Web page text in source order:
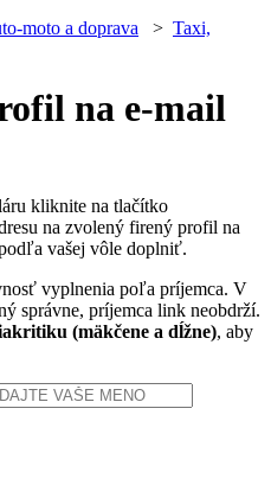
moto a doprava > Taxi,
na e-mail
kliknite na tlačítko
na zvolený firený profil na
vašej vôle doplniť.
vyplnenia poľa príjemca. V
správne, príjemca link neobdrží.
(mäkčene a dĺžne), aby